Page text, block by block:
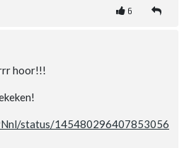
6
hoor!!!
status/145480296407853056